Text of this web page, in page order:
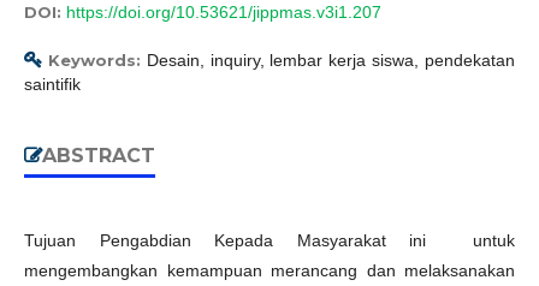
DOI: https://doi.org/10.53621/jippmas.v3i1.207
Keywords: Desain, inquiry, lembar kerja siswa, pendekatan
saintifik
ABSTRACT
Tujuan Pengabdian Kepada Masyarakat ini untuk
mengembangkan kemampuan merancang dan melaksanakan